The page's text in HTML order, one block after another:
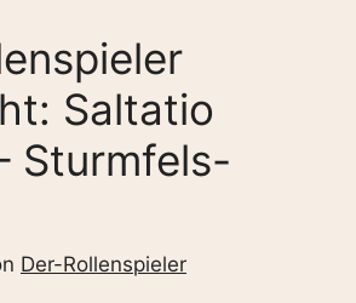
Saltatio
Sturmfels-
Der-Rollenspieler